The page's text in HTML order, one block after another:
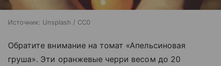
Источник: Unsplash / CC0
Обратите внимание на томат «Апельсиновая
груша». Эти оранжевые черри весом до 20